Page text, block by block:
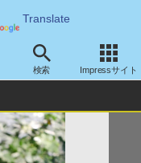
Translate
検索 Impressサイト